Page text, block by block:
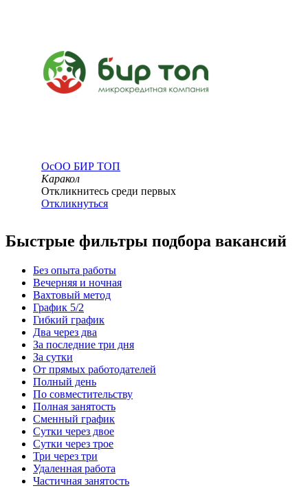
ОсОО БИР ТОП
Каракол
Откликнитесь среди первых
Откликнуться
Быстрые фильтры подбора вакансий
Без опыта работы
Вечерняя и ночная
Вахтовый метод
График 5/2
Гибкий график
Два через два
За последние три дня
За сутки
От прямых работодателей
Полный день
По совместительству
Полная занятость
Сменный график
Сутки через двое
Сутки через трое
Три через три
Удаленная работа
Частичная занятость